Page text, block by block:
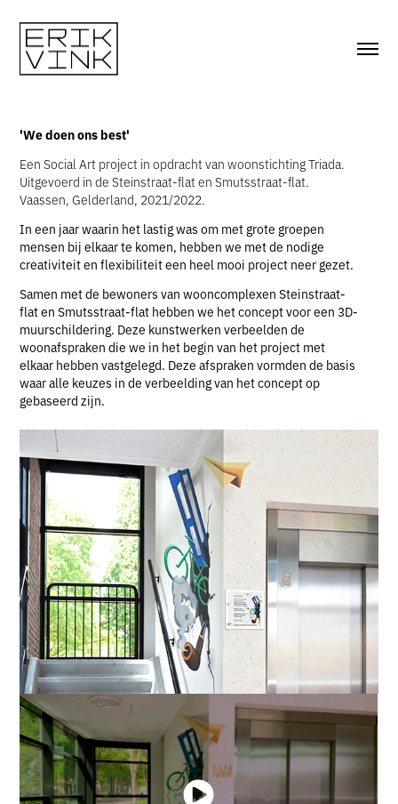
'We doen ons best'
Een Social Art project in opdracht van woonstichting Triada.
Uitgevoerd in de Steinstraat-flat en Smutsstraat-flat.
Vaassen, Gelderland, 2021/2022.
In een jaar waarin het lastig was om met grote groepen
mensen bij elkaar te komen, hebben we met de nodige
creativiteit en flexibiliteit een heel mooi project neer gezet.
Samen met de bewoners van wooncomplexen Steinstraat-
flat en Smutsstraat-flat hebben we het concept voor een 3D-
muurschildering. Deze kunstwerken verbeelden de
woonafspraken die we in het begin van het project met
elkaar hebben vastgelegd. Deze afspraken vormden de basis
waar alle keuzes in de verbeelding van het concept op
gebaseerd zijn.